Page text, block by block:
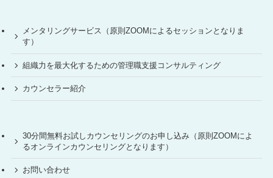
メンタリングサービス（原則ZOOMによるセッションとなりま
す）
組織力を最大化するための管理職支援コンサルティング
カウンセラー紹介
30分間無料お試しカウンセリングのお申し込み（原則ZOOMによ
るオンラインカウンセリングとなります）
お問い合わせ